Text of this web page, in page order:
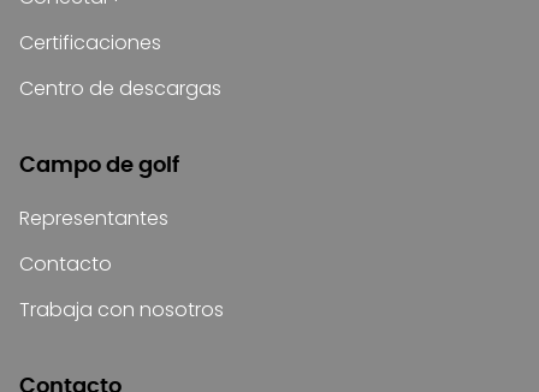
Certificaciones
Centro de descargas
Campo de golf
Representantes
Contacto
Trabaja con nosotros
Contacto